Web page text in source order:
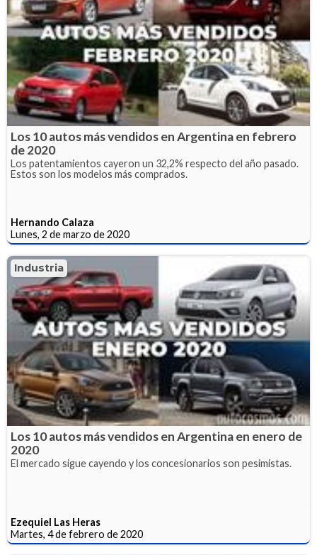
Los 10 autos más vendidos en Argentina en febrero
de 2020
Los patentamientos cayeron un 32,2% respecto del año pasado.
Estos son los modelos más comprados.
Hernando Calaza
Lunes, 2 de marzo de 2020
Industria
Los 10 autos más vendidos en Argentina en enero de
2020
El mercado sigue cayendo y los concesionarios son pesimistas.
Ezequiel Las Heras
Martes, 4 de febrero de 2020